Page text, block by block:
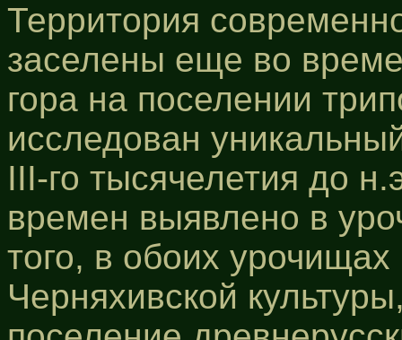
Территория
заселены еще во
гора на поселении
исследован
III-го тысячелетия до
времен выявлено в
того, в обоих
Черняхивской